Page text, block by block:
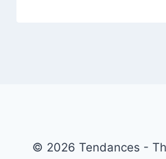
© 2026 Tendances -